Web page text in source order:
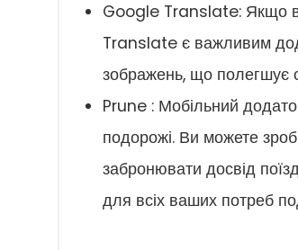
Google Translate: Якщо
Translate є важливим
зображень, що полегшує
Prune : Мобільний
подорожі. Ви можете
забронювати досвід
для всіх ваших потреб